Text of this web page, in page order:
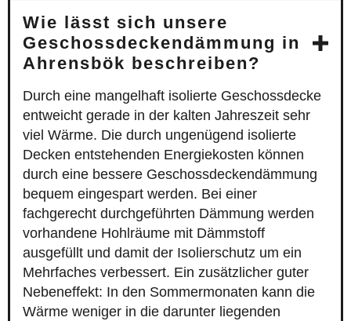
Wie lässt sich unsere
Geschossdeckendämmung in
Ahrensbök beschreiben?
Durch eine mangelhaft isolierte Geschossdecke
entweicht gerade in der kalten Jahreszeit sehr
viel Wärme. Die durch ungenügend isolierte
Decken entstehenden Energiekosten können
durch eine bessere Geschossdeckendämmung
bequem eingespart werden. Bei einer
fachgerecht durchgeführten Dämmung werden
vorhandene Hohlräume mit Dämmstoff
ausgefüllt und damit der Isolierschutz um ein
Mehrfaches verbessert. Ein zusätzlicher guter
Nebeneffekt: In den Sommermonaten kann die
Wärme weniger in die darunter liegenden